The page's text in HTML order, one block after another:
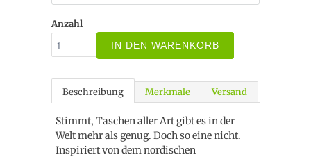
Anzahl
IN DEN WARENKORB
Beschreibung Merkmale Versand
Stimmt, Taschen aller Art gibt es in der
Welt mehr als genug. Doch so eine nicht.
Inspiriert von dem nordischen